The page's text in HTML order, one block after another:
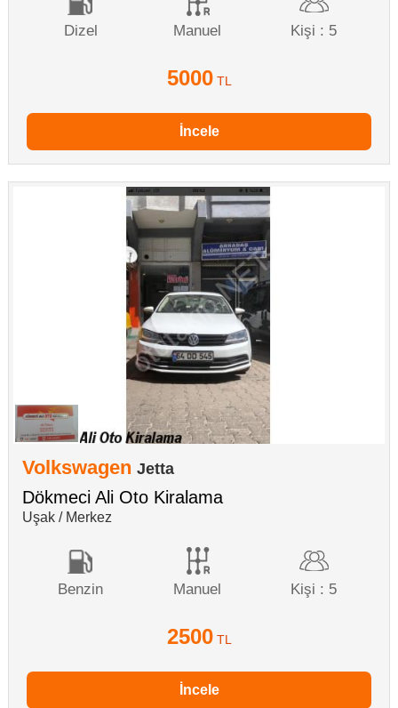
Dizel Manuel Kişi : 5
5000 TL
İncele
Volkswagen Jetta
Dökmeci Ali Oto Kiralama
Uşak / Merkez
Benzin Manuel Kişi : 5
2500 TL
İncele